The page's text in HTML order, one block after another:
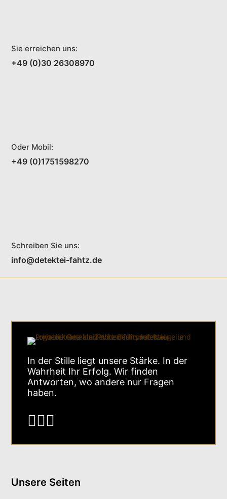
Sie erreichen uns:
+49 (0)30 26308970
Oder Mobil:
+49 (0)1751598270
Schreiben Sie uns:
info@detektei-fahtz.de
In der Stille liegt unsere Stärke. In der
Wahrheit Ihr Erfolg. Wir finden
Antworten, wo andere nur Fragen
haben.

Unsere Seiten